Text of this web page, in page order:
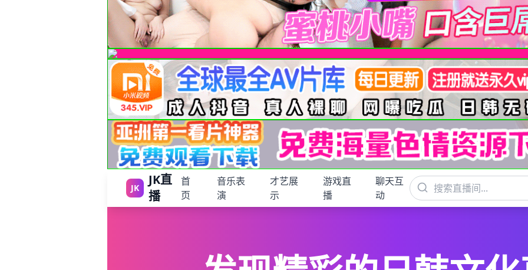
JK
JK直
播
首
页
音乐表
演
才艺展
示
游戏直
播
聊天互
动